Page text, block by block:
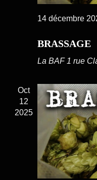
14 décembre
BRASSAGE
La BAF 1 rue
Oct
12
2025